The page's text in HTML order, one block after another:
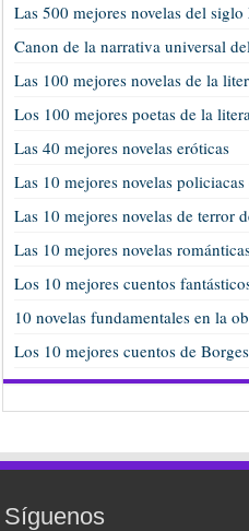
Las 500 mejores novelas del
Canon de la narrativa universal
Las 100 mejores novelas de la
Los 100 mejores poetas de la
Las 40 mejores novelas eróticas
Las 10 mejores novelas policiacas
Las 10 mejores novelas de terror
Las 10 mejores novelas
Los 10 mejores cuentos
10 novelas fundamentales en la
Los 10 mejores cuentos de Borges
Síguenos